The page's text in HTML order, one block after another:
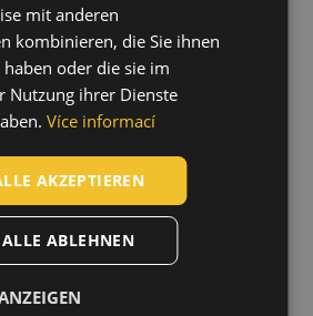
Forstwirtschaft, Fischerei,
Maschinenbau,
und Telekommunikation,
Transport und Lagerung
Beschichtung
GERMAN
SPANISH
FRENCH
mit anderen
kombinieren, die Sie ihnen
oder die sie im
Nutzung ihrer Dienste
Více informací
AKZEPTIEREN
ALLE ABLEHNEN